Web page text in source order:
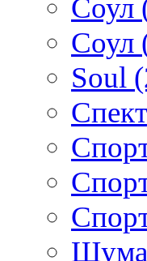
Соул
Соул
Soul
Шума